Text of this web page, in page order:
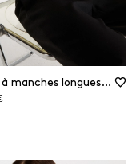
T-shirt à manches longues en jersey de dentelle